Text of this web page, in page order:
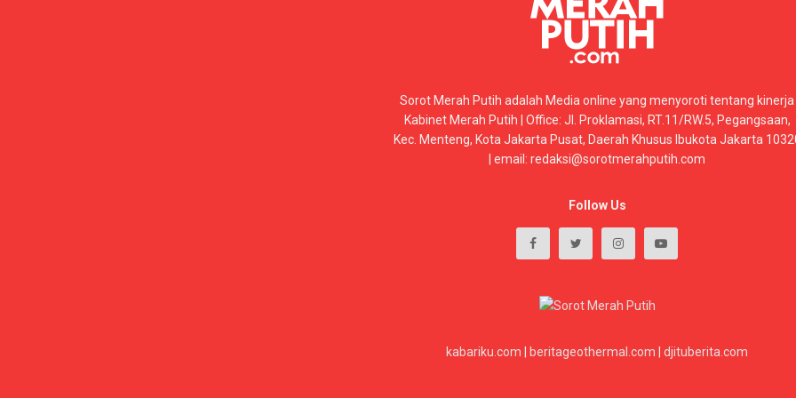
Sorot Merah Putih adalah Media online yang menyoroti tentang kinerja
Kabinet Merah Putih | Office: Jl. Proklamasi, RT.11/RW.5, Pegangsaan,
Kec. Menteng, Kota Jakarta Pusat, Daerah Khusus Ibukota Jakarta
| email: redaksi@sorotmerahputih.com
Follow Us
kabariku.com beritageothermal.com djituberita.com